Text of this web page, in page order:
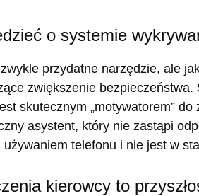
o systemie
przydatne narzędzie, ale
zwiększenie
skutecznym „motywatorem”
asystent, który nie zastąpi
telefonu i nie jest w
kierowcy to